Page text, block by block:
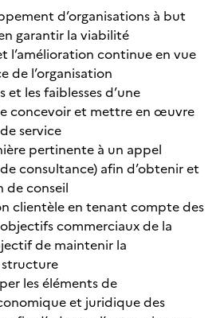
d’organisations à but
garantir la viabilité
l’amélioration continue en vue
de l’organisation
et les faiblesses d’une
concevoir et mettre en œuvre
service
pertinente à un appel
consultance) afin d’obtenir et
de conseil
clientèle en tenant compte des
commerciaux de la
de maintenir la
les éléments de
et juridique des